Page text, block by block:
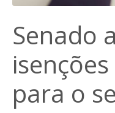
Senado
para o